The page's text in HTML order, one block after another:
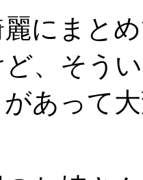
にまと
、そう
あって